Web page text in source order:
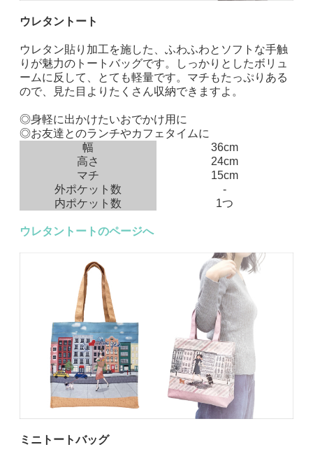
ウレタントート
ウレタン貼り加工を施した、ふわふわとソフトな手触
りが魅力のトートバッグです。しっかりとしたボリュ
ームに反して、とても軽量です。マチもたっぷりある
ので、見た目よりたくさん収納できますよ。
◎身軽に出かけたいおでかけ用に
◎お友達とのランチやカフェタイムに
幅
高さ
マチ
外ポケット数
内ポケット数
36cm
24cm
15cm
-
1つ
ウレタントートのページへ
ミニトートバッグ